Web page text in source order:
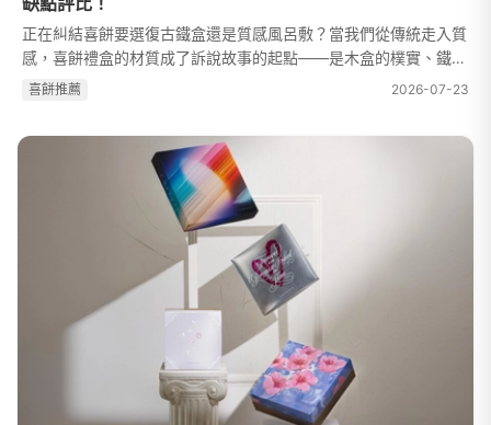
正在糾結喜餅要選復古鐵盒還是質感風呂敷？當我們從傳統走入質
感，喜餅禮盒的材質成了訴說故事的起點——是木盒的樸實、鐵盒
的實用，還是風呂敷的日式優雅？WeddingDay 整理了新人最關
喜餅推薦 2026-07-23